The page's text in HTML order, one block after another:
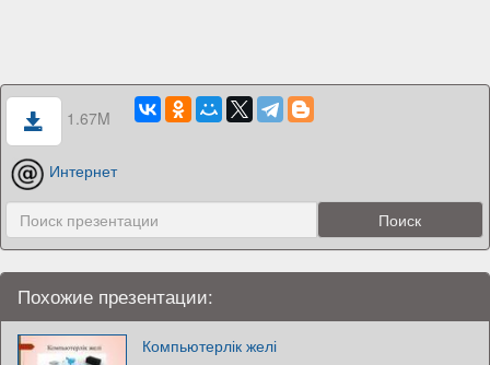
1.67M
Интернет
Похожие презентации:
Компьютерлік желі